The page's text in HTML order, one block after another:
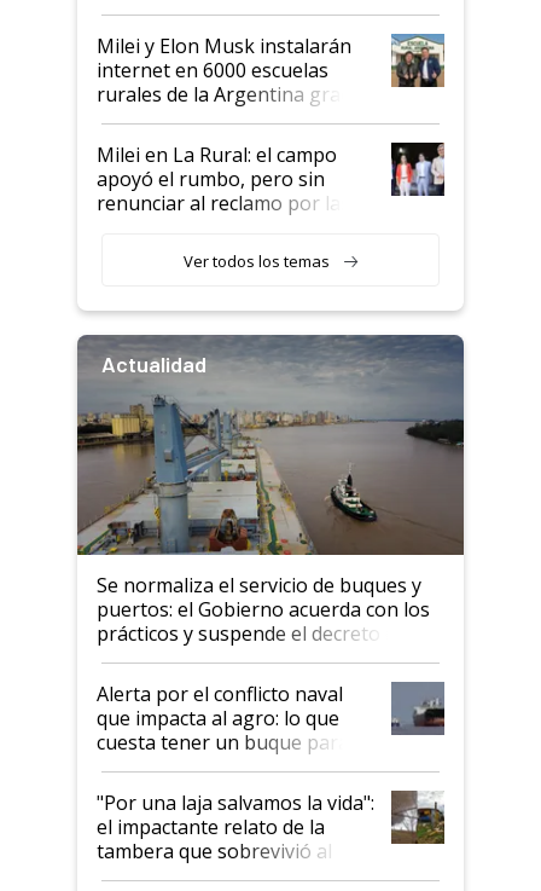
Milei y Elon Musk instalarán
internet en 6000 escuelas
rurales de la Argentina gracias
a un acuerdo con Starlink
Milei en La Rural: el campo
apoyó el rumbo, pero sin
renunciar al reclamo por las
Ver todos los temas
Actualidad
Se normaliza el servicio de buques y
puertos: el Gobierno acuerda con los
prácticos y suspende el decreto de
desregulación
Alerta por el conflicto naval
que impacta al agro: lo que
cuesta tener un buque parado
y el peligro de que Argentina
pase a ser "país sucio"
"Por una laja salvamos la vida":
el impactante relato de la
tambera que sobrevivió al
tornado